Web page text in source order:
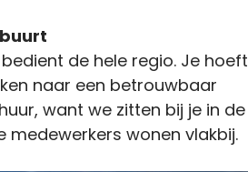
de hele regio. Je hoeft
naar een betrouwbaar
want we zitten bij je in de
medewerkers wonen vlakbij.